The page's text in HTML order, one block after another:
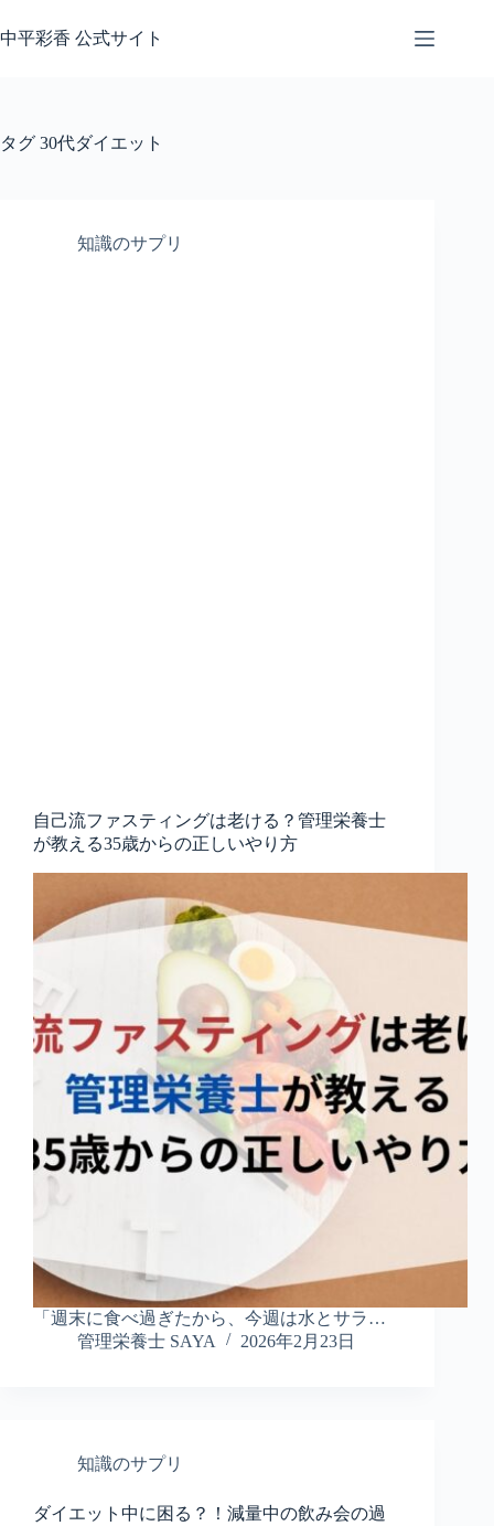
ン
ス
中平彩香 公式サイト
タグ 30代ダイエット
知識のサプリ
自己流ファスティングは老ける？管理栄養士
が教える35歳からの正しいやり方
「週末に食べ過ぎたから、今週は水とサラ…
管理栄養士 SAYA
2026年2月23日
知識のサプリ
ダイエット中に困る？！減量中の飲み会の過